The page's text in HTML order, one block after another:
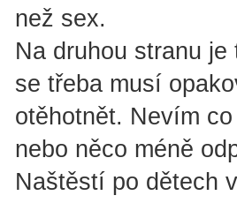
než sex.
Na druhou stranu
se třeba musí
otěhotnět. Nevím
nebo něco méně
Naštěstí po dětech